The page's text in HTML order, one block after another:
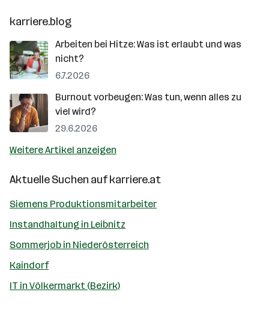
karriere.blog
Arbeiten bei Hitze: Was ist erlaubt und was
nicht?
6.7.2026
Burnout vorbeugen: Was tun, wenn alles zu
viel wird?
29.6.2026
Weitere Artikel anzeigen
Aktuelle Suchen aufkarriere.at
Siemens Produktionsmitarbeiter
Instandhaltung in Leibnitz
Sommerjob in Niederösterreich
Kaindorf
IT in Völkermarkt (Bezirk)